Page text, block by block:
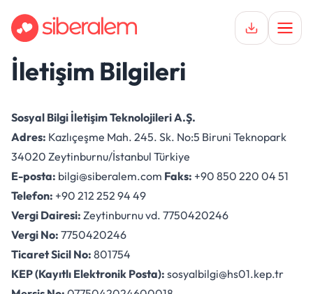
Keşfet
Hikayeler
İlişkiler
Destek
İletişim Bilgileri
Sosyal Bilgi İletişim Teknolojileri A.Ş.
Adres: Kazlıçeşme Mah. 245. Sk. No:5 Biruni Teknopark
34020 Zeytinburnu/İstanbul Türkiye
E-posta: bilgi@siberalem.com Faks: +90 850 220 04 51
Telefon: +90 212 252 94 49
Vergi Dairesi: Zeytinburnu vd. 7750420246
Vergi No: 7750420246
Ticaret Sicil No: 801754
KEP (Kayıtlı Elektronik Posta): sosyalbilgi@hs01.kep.tr